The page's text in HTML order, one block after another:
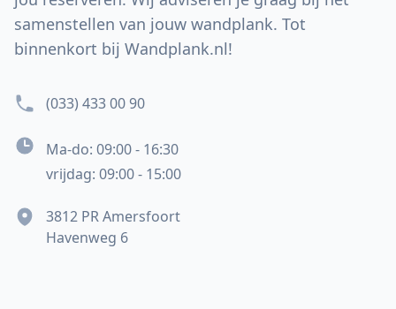
samenstellen van jouw wandplank. Tot
binnenkort bij Wandplank.nl!
(033) 433 00 90
Ma-do: 09:00 - 16:30
vrijdag: 09:00 - 15:00
3812 PR Amersfoort
Havenweg 6